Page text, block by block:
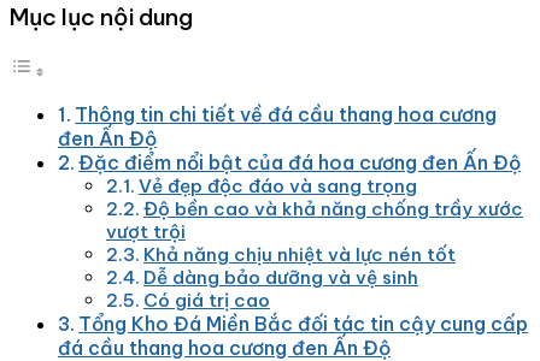
Mục lục nội dung
Thông tin chi tiết về đá cầu thang hoa cương
đen Ấn Độ
Đặc điểm nổi bật của đá hoa cương đen Ấn Độ
Vẻ đẹp độc đáo và sang trọng
Độ bền cao và khả năng chống trầy xước
vượt trội
Khả năng chịu nhiệt và lực nén tốt
Dễ dàng bảo dưỡng và vệ sinh
Có giá trị cao
Tổng Kho Đá Miền Bắc đối tác tin cậy cung cấp
đá cầu thang hoa cương đen Ấn Độ